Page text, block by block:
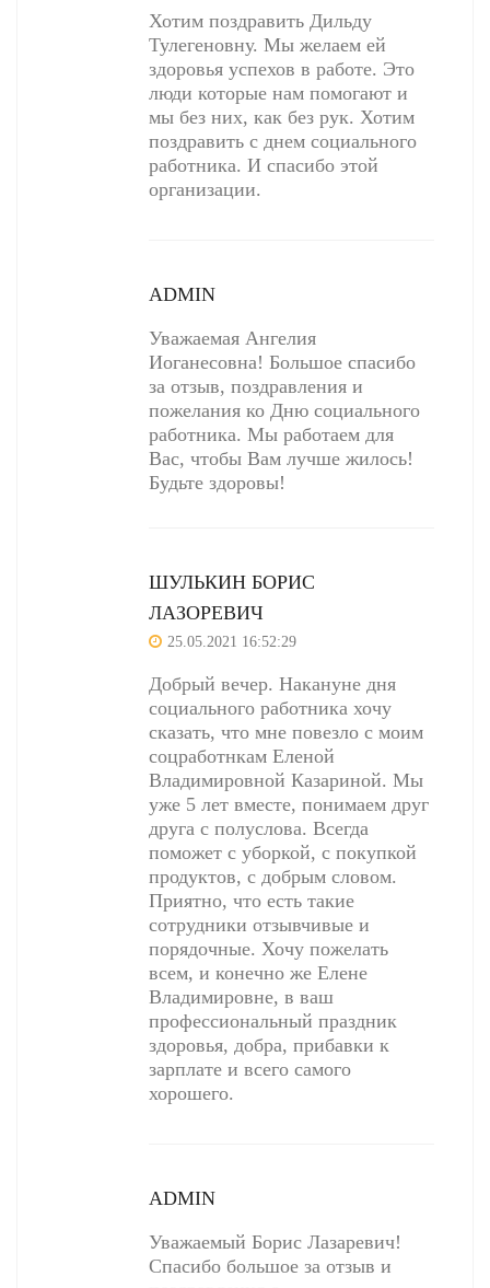
Хотим поздравить Дильду
Тулегеновну. Мы желаем ей
здоровья успехов в работе. Это
люди которые нам помогают и
мы без них, как без рук. Хотим
поздравить с днем социального
работника. И спасибо этой
организации.
ADMIN
Уважаемая Ангелия
Иоганесовна! Большое спасибо
за отзыв, поздравления и
пожелания ко Дню социального
работника. Мы работаем для
Вас, чтобы Вам лучше жилось!
Будьте здоровы!
ШУЛЬКИН БОРИС
ЛАЗОРЕВИЧ
25.05.2021 16:52:29
Добрый вечер. Накануне дня
социального работника хочу
сказать, что мне повезло с моим
соцработнкам Еленой
Владимировной Казариной. Мы
уже 5 лет вместе, понимаем друг
друга с полуслова. Всегда
поможет с уборкой, с покупкой
продуктов, с добрым словом.
Приятно, что есть такие
сотрудники отзывчивые и
порядочные. Хочу пожелать
всем, и конечно же Елене
Владимировне, в ваш
профессиональный праздник
здоровья, добра, прибавки к
зарплате и всего самого
хорошего.
ADMIN
Уважаемый Борис Лазаревич!
Спасибо большое за отзыв и